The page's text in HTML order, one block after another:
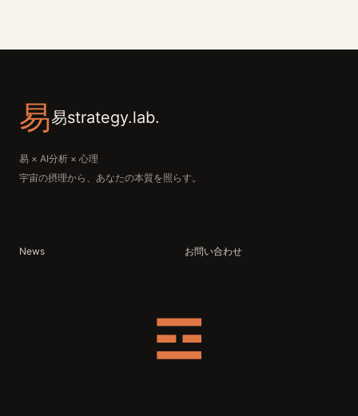
易易strategy.lab.
易 × AI分析 × 心理
宇宙の摂理から、あなたの本質を照らす。
News お問い合わせ
☲